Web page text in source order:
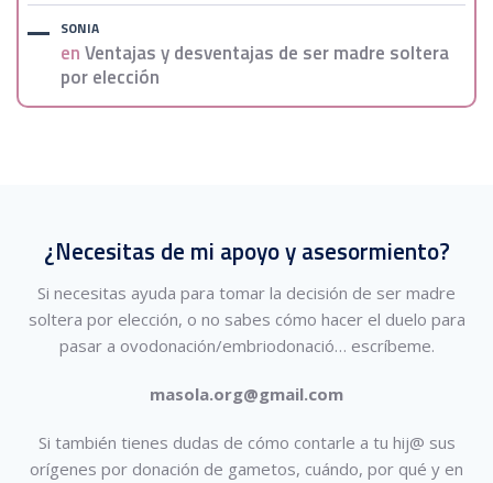
SONIA
enVentajas y desventajas de ser madre soltera
por elección
¿Necesitas de mi apoyo y asesormiento?
Si necesitas ayuda para tomar la decisión de ser madre
soltera por elección, o no sabes cómo hacer el duelo para
pasar a ovodonación/embriodonació… escríbeme.
masola.org@gmail.com
Si también tienes dudas de cómo contarle a tu hij@ sus
orígenes por donación de gametos, cuándo, por qué y en